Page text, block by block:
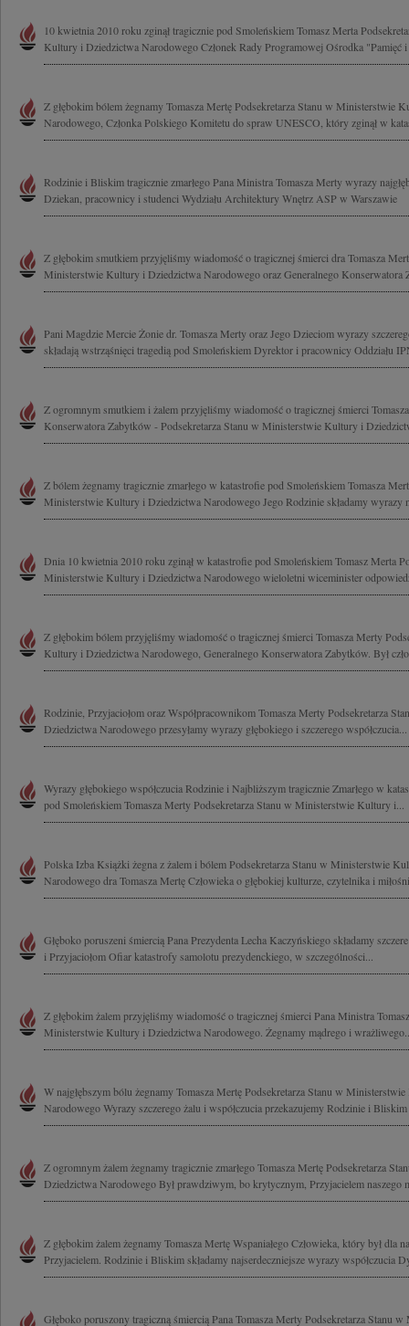
10 kwietnia 2010 roku zginął tragicznie pod Smoleńskiem Tomasz Merta
Kultury i Dziedzictwa Narodowego Członek Rady Programowej Ośrodka "Pamięć i
Z głębokim bólem żegnamy Tomasza Mertę Podsekretarza Stanu w Ministerstwie
Narodowego, Członka Polskiego Komitetu do spraw UNESCO, który zginął w
Rodzinie i Bliskim tragicznie zmarłego Pana Ministra Tomasza Merty wyrazy
Dziekan, pracownicy i studenci Wydziału Architektury Wnętrz ASP w Warszawie
Z głębokim smutkiem przyjęliśmy wiadomość o tragicznej śmierci dra Tomasza
Ministerstwie Kultury i Dziedzictwa Narodowego oraz Generalnego Konserwatora
Pani Magdzie Mercie Żonie dr. Tomasza Merty oraz Jego Dzieciom wyrazy
składają wstrząśnięci tragedią pod Smoleńskiem Dyrektor i pracownicy Oddziału
Z ogromnym smutkiem i żalem przyjęliśmy wiadomość o tragicznej śmierci
Konserwatora Zabytków - Podsekretarza Stanu w Ministerstwie Kultury i
Z bólem żegnamy tragicznie zmarłego w katastrofie pod Smoleńskiem Tomasza
Ministerstwie Kultury i Dziedzictwa Narodowego Jego Rodzinie składamy wyrazy
Dnia 10 kwietnia 2010 roku zginął w katastrofie pod Smoleńskiem Tomasz Merta
Ministerstwie Kultury i Dziedzictwa Narodowego wieloletni wiceminister
Z głębokim bólem przyjęliśmy wiadomość o tragicznej śmierci Tomasza Merty
Kultury i Dziedzictwa Narodowego, Generalnego Konserwatora Zabytków. Był
Rodzinie, Przyjaciołom oraz Współpracownikom Tomasza Merty Podsekretarza
Dziedzictwa Narodowego przesyłamy wyrazy głębokiego i szczerego współczucia...
Wyrazy głębokiego współczucia Rodzinie i Najbliższym tragicznie Zmarłego w
pod Smoleńskiem Tomasza Merty Podsekretarza Stanu w Ministerstwie Kultury i...
Polska Izba Książki żegna z żalem i bólem Podsekretarza Stanu w Ministerstwie
Narodowego dra Tomasza Mertę Człowieka o głębokiej kulturze, czytelnika i
Głęboko poruszeni śmiercią Pana Prezydenta Lecha Kaczyńskiego składamy
i Przyjaciołom Ofiar katastrofy samolotu prezydenckiego, w szczególności...
Z głębokim żalem przyjęliśmy wiadomość o tragicznej śmierci Pana Ministra
Ministerstwie Kultury i Dziedzictwa Narodowego. Żegnamy mądrego i
W najgłębszym bólu żegnamy Tomasza Mertę Podsekretarza Stanu w
Narodowego Wyrazy szczerego żalu i współczucia przekazujemy Rodzinie i
Z ogromnym żalem żegnamy tragicznie zmarłego Tomasza Mertę Podsekretarza
Dziedzictwa Narodowego Był prawdziwym, bo krytycznym, Przyjacielem naszego
Z głębokim żalem żegnamy Tomasza Mertę Wspaniałego Człowieka, który był dla
Przyjacielem. Rodzinie i Bliskim składamy najserdeczniejsze wyrazy współczucia
Głęboko poruszony tragiczną śmiercią Pana Tomasza Merty Podsekretarza Stanu